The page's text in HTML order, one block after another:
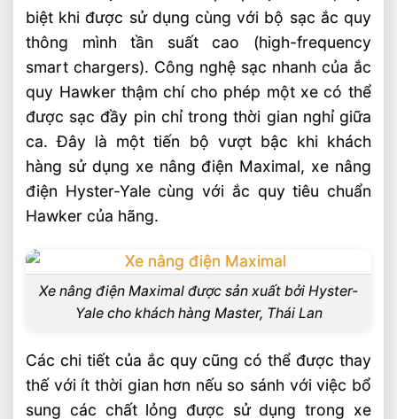
biệt khi được sử dụng cùng với bộ sạc ắc quy
thông mình tần suất cao (high-frequency
smart chargers). Công nghệ sạc nhanh của ắc
quy Hawker thậm chí cho phép một xe có thể
được sạc đầy pin chỉ trong thời gian nghỉ giữa
ca. Đây là một tiến bộ vượt bậc khi khách
hàng sử dụng xe nâng điện Maximal, xe nâng
điện Hyster-Yale cùng với ắc quy tiêu chuẩn
Hawker của hãng.
Xe nâng điện Maximal được sản xuất bởi Hyster-
Yale cho khách hàng Master, Thái Lan
Các chi tiết của ắc quy cũng có thể được thay
thế với ít thời gian hơn nếu so sánh với việc bổ
sung các chất lỏng được sử dụng trong xe